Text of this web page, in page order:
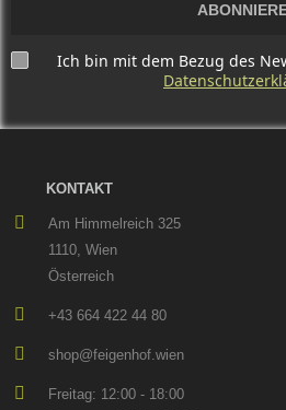
Ich bin mit dem Bezug des
KONTAKT
Am Himmelreich 325
1110, Wien
Österreich
+43 664 422 44 80
shop@feigenhof.wien
Freitag: 12:00 - 18:00